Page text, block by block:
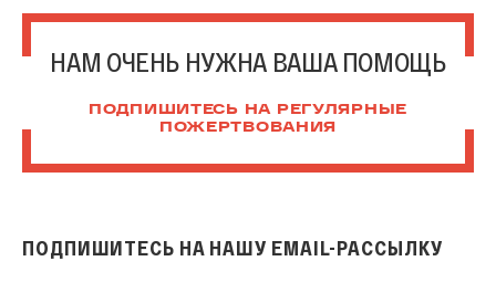
НАМ ОЧЕНЬ НУЖНА ВАША ПОМОЩЬ
ПОДПИШИТЕСЬ НА РЕГУЛЯРНЫЕ
ПОЖЕРТВОВАНИЯ
ПОДПИШИТЕСЬ НА НАШУ EMAIL-РАССЫЛКУ